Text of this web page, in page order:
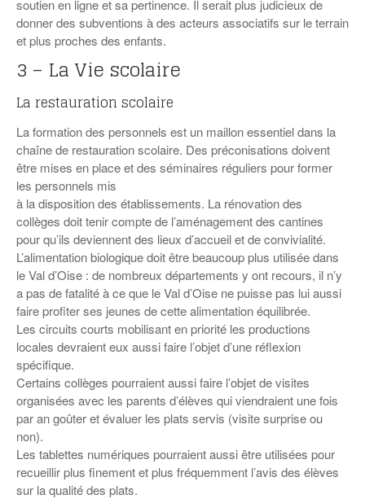
soutien en ligne et sa pertinence. Il serait plus judicieux de
donner des subventions à des acteurs associatifs sur le terrain
et plus proches des enfants.
3 – La Vie scolaire
La restauration scolaire
La formation des personnels est un maillon essentiel dans la
chaîne de restauration scolaire. Des préconisations doivent
être mises en place et des séminaires réguliers pour former
les personnels mis
à la disposition des établissements. La rénovation des
collèges doit tenir compte de l’aménagement des cantines
pour qu’ils deviennent des lieux d’accueil et de convivialité.
L’alimentation biologique doit être beaucoup plus utilisée dans
le Val d’Oise : de nombreux départements y ont recours, il n’y
a pas de fatalité à ce que le Val d’Oise ne puisse pas lui aussi
faire profiter ses jeunes de cette alimentation équilibrée.
Les circuits courts mobilisant en priorité les productions
locales devraient eux aussi faire l’objet d’une réflexion
spécifique.
Certains collèges pourraient aussi faire l’objet de visites
organisées avec les parents d’élèves qui viendraient une fois
par an goûter et évaluer les plats servis (visite surprise ou
non).
Les tablettes numériques pourraient aussi être utilisées pour
recueillir plus finement et plus fréquemment l’avis des élèves
sur la qualité des plats.